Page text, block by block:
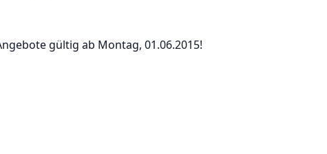
gültig ab Montag, 01.06.2015!